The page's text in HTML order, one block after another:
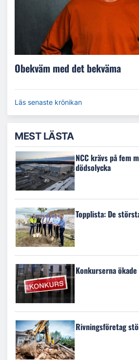
Obekväm med det bekväma
Läs senaste krönikan
MEST LÄSTA
NCC krävs på fem
dödsolycka
Topplista: De
Konkurserna
Rivningsföretag